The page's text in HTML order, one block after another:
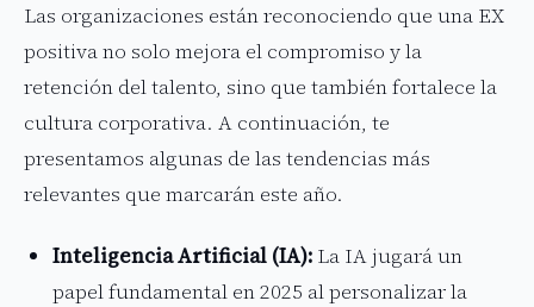
Las organizaciones están reconociendo que una EX
positiva no solo mejora el compromiso y la
retención del talento, sino que también fortalece la
cultura corporativa. A continuación, te
presentamos algunas de las tendencias más
relevantes que marcarán este año.
Inteligencia Artificial (IA): La IA jugará un
papel fundamental en 2025 al personalizar la